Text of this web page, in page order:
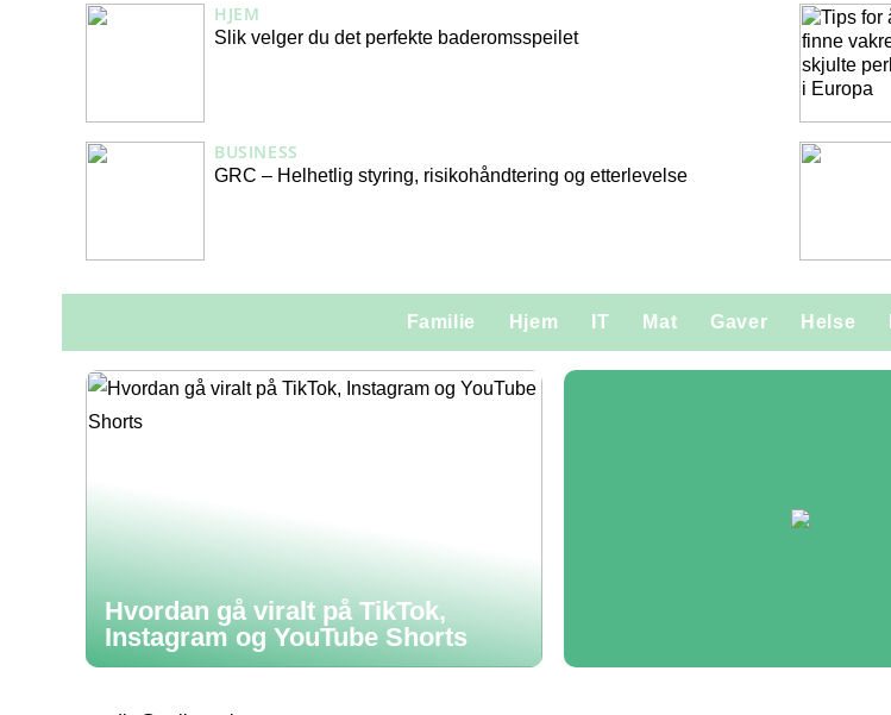
HJEM
Slik velger du det perfekte baderomsspeilet
BUSINESS
GRC – Helhetlig styring, risikohåndtering og etterlevelse
Familie Hjem IT Mat Gaver Helse
Hvordan gå viralt på TikTok,
Instagram og YouTube Shorts